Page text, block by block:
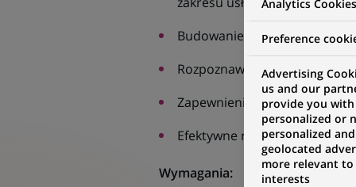
Budowanie długotrwałych
Rozpoznawanie i
Zapewnienie Klientom
Efektywne realizowanie celów
Wymagania:
Analytics Cookies
Preference
Advertising
us and our
provide you with
personalized or
personalized and
geolocated
more relevant
interests